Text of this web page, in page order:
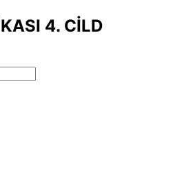
4. CİLD